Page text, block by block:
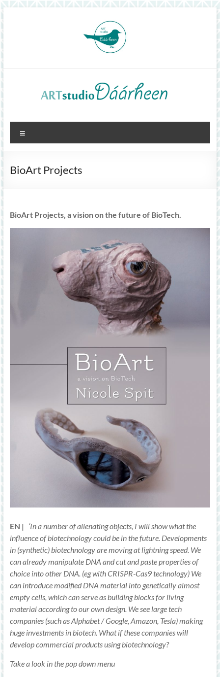
ArtStudioDáárheen
Art
inspiration
BioArt Projects
BioArt Projects, a vision on the future of BioTech.
EN | ‘In a number of alienating objects, I will show what the
influence of biotechnology could be in the future. Developments
in (synthetic) biotechnology are moving at lightning speed. We
can already manipulate DNA and cut and paste properties of
choice into other DNA. (eg with CRISPR-Cas9 technology) We
can introduce modified DNA material into genetically almost
empty cells, which can serve as building blocks for living
material according to our own design. We see large tech
companies (such as Alphabet / Google, Amazon, Tesla) making
huge investments in biotech. What if these companies will
develop commercial products using biotechnology?
Take a look in the pop down menu